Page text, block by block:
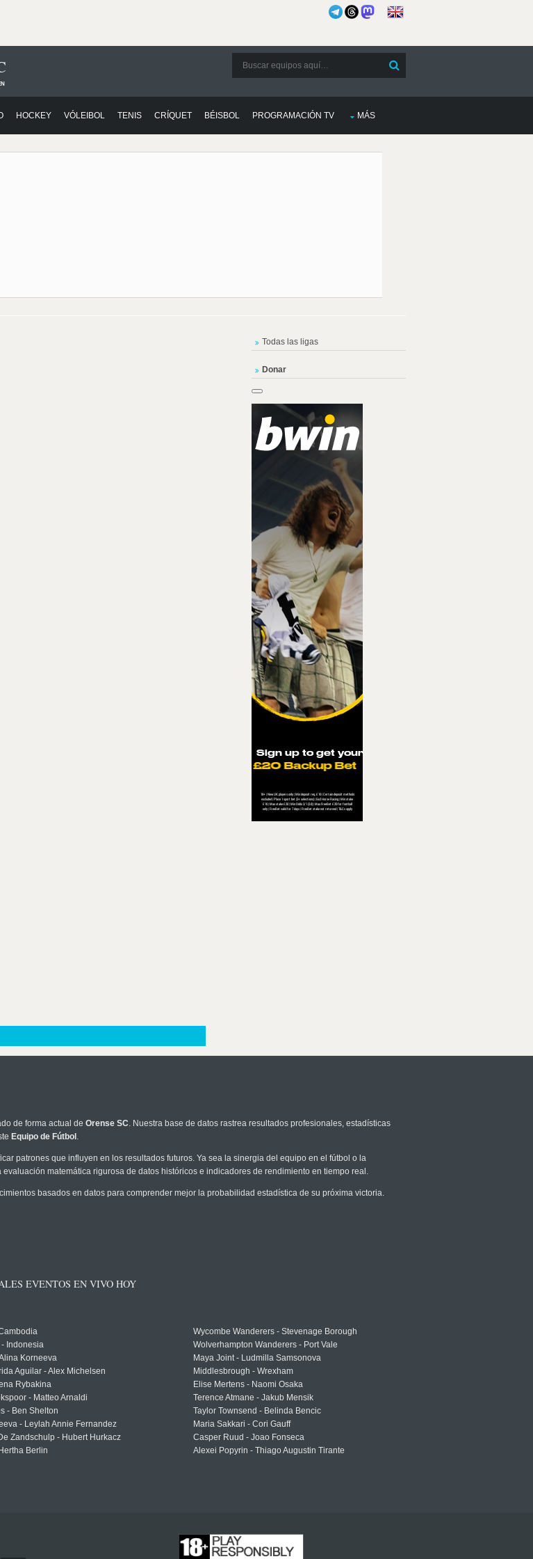
HOCKEY VÓLEIBOL TENIS CRÍQUET BÉISBOL PROGRAMACIÓN TV MÁS
Todas las ligas
Donar
de forma actual de Orense SC. Nuestra base de datos rastrea resultados profesionales, estadísticas
Equipo de Fútbol .
patrones que influyen en los resultados futuros. Ya sea la sinergia del equipo en el fútbol o la
matemática rigurosa de datos históricos e indicadores de rendimiento en tiempo real.
basados en datos para comprender mejor la probabilidad estadística de su próxima victoria.
EVENTOS EN VIVO HOY
Indonesia
Korneeva
Aguilar - Alex Michelsen
Rybakina
- Matteo Arnaldi
- Ben Shelton
- Leylah Annie Fernandez
Zandschulp - Hubert Hurkacz
Berlin
Wycombe Wanderers - Stevenage Borough
Wolverhampton Wanderers - Port Vale
Maya Joint - Ludmilla Samsonova
Middlesbrough - Wrexham
Elise Mertens - Naomi Osaka
Terence Atmane - Jakub Mensik
Taylor Townsend - Belinda Bencic
Maria Sakkari - Cori Gauff
Casper Ruud - Joao Fonseca
Alexei Popyrin - Thiago Augustin Tirante